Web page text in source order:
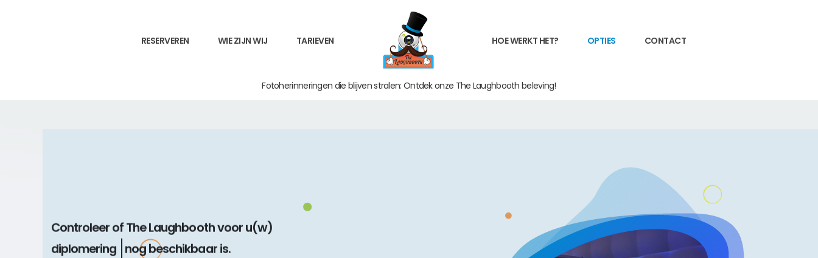
RESERVEREN WIE ZIJN WIJ TARIEVEN HOE WERKT HET? OPTIES CONTACT
Fotoherinneringen die blijven stralen: Ontdek onze The Laughbooth beleving!
Controleer of The Laughbooth voor u(w)
nog beschikbaar is.